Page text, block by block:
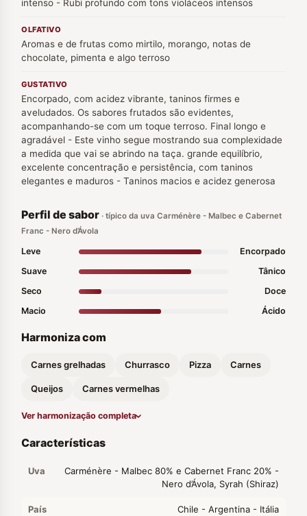
intenso - Rubi profundo com tons violáceos intensos
OLFATIVO
Aromas e de frutas como mirtilo, morango, notas de
chocolate, pimenta e algo terroso
GUSTATIVO
Encorpado, com acidez vibrante, taninos firmes e
aveludados. Os sabores frutados são evidentes,
acompanhando-se com um toque terroso. Final longo e
agradável - Este vinho segue mostrando sua complexidade
a medida que vai se abrindo na taça. grande equilíbrio,
excelente concentração e persistência, com taninos
elegantes e maduros - Taninos macios e acidez generosa
Perfil de sabor · típico da uva Carménère - Malbec e Cabernet
Franc - Nero d’Ávola
Leve
Encorpado
Suave
Tânico
Seco
Doce
Macio
Ácido
Harmoniza com
Carnes grelhadas Churrasco Pizza Carnes
Queijos Carnes vermelhas
Ver harmonização completa
Características
Uva
Carménère - Malbec 80% e Cabernet Franc 20% -
Nero d’Ávola, Syrah (Shiraz)
País Chile - Argentina - Itália